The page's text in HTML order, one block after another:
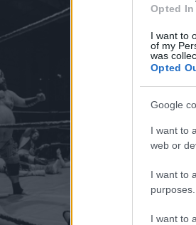
Opted In
I want to
of my
was
Opted
Google
I want to
web or
I want to
purposes.
I want to